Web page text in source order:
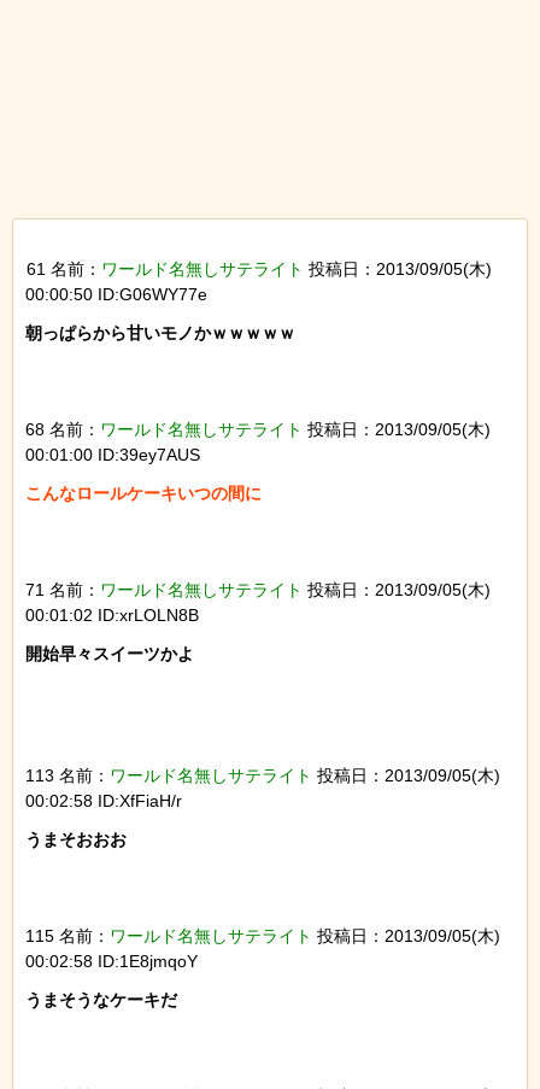
61 名前： ワールド名無しサテライト 投稿日：2013/09/05(木)
00:00:50 ID:G06WY77e
朝っぱらから甘いモノかｗｗｗｗｗ
68 名前： ワールド名無しサテライト 投稿日：2013/09/05(木)
00:01:00 ID:39ey7AUS
71 名前： ワールド名無しサテライト 投稿日：2013/09/05(木)
00:01:02 ID:xrLOLN8B
開始早々スイーツかよ
113 名前： ワールド名無しサテライト 投稿日：2013/09/05(木)
00:02:58 ID:XfFiaH/r
うまそおおお
115 名前： ワールド名無しサテライト 投稿日：2013/09/05(木)
00:02:58 ID:1E8jmqoY
うまそうなケーキだ